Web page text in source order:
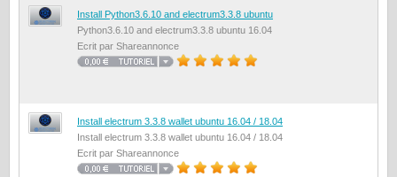
Install Python3.6.10 and electrum3.3.8 ubuntu
Python3.6.10 and electrum3.3.8 ubuntu 16.04
Ecrit par Shareannonce
Install electrum 3.3.8 wallet ubuntu 16.04 / 18.04
Install electrum 3.3.8 wallet ubuntu 16.04 / 18.04
Ecrit par Shareannonce